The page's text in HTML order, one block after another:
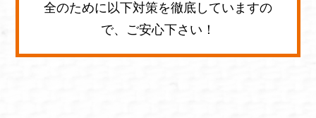
全のために以下対策を徹底していますの
で、ご安心下さい！